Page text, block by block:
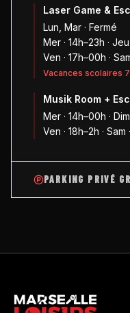
Laser Game &
Lun, Mar · Fermé
Mer · 14h–23h ·
Ven · 17h–00h ·
Vacances scolaires
Musik Room +
Mer · 14h–00h ·
Ven · 18h–2h · Sam
PARKING PRIVÉ